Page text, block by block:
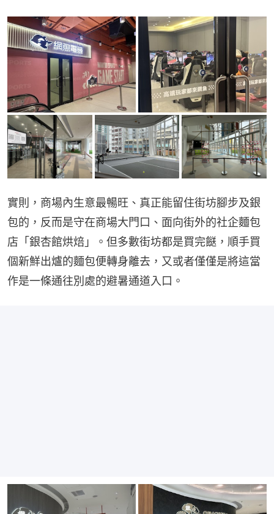
實則，商場內生意最暢旺、真正能留住街坊腳步及銀
包的，反而是守在商場大門口、面向街外的社企麵包
店「銀杏館烘焙」。但多數街坊都是買完餸，順手買
個新鮮出爐的麵包便轉身離去，又或者僅僅是將這當
作是一條通往別處的避暑通道入口。